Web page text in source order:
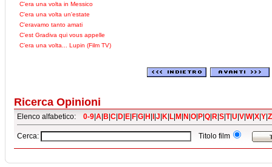
C'era una volta in Messico
C'era una volta un'estate
C'eravamo tanto amati
C'est Gradiva qui vous appelle
C’era una volta... Lupin (Film TV)
Ricerca Opinioni
Elenco alfabetico: 0-9 A B C D E F G H J K L M N O P Q R S T|U V W|X Y Z
Cerca: Titolo film